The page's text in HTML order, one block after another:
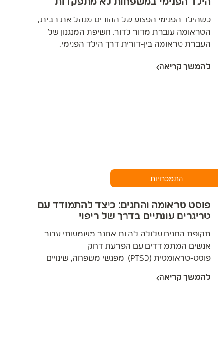
כשהילד הפנימי הפצוע של ההורים מנהל את הבית,
הטראומה עוברת מדור לדור. חשיפת המנגנון של
העברת טראומה בין-דורית דרך הילד הפנימי.
להמשך קריאה
התמכרויות
פוסט טראומה והחגים: כיצד להתמודד עם
טריגרים עונתיים בדרך של ריפוי
תקופת החגים עלולה להוות אתגר משמעותי עבור
אנשים המתמודדים עם הפרעת דחק
פוסט-טראומטית (PTSD). מפגשי משפחה, שינויים
מהווים טריגרים פוטנציאליים המעוררים תסמיני
להמשך קריאה